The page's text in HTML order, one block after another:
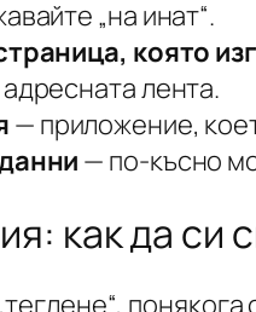
„на инат“.
която
лента.
— приложение,
— по-късно
как да си